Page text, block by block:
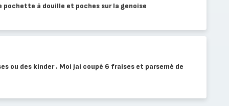
à douille et poches sur la genoise
ou des kinder . Moi jai coupé 6 fraises et parsemé de